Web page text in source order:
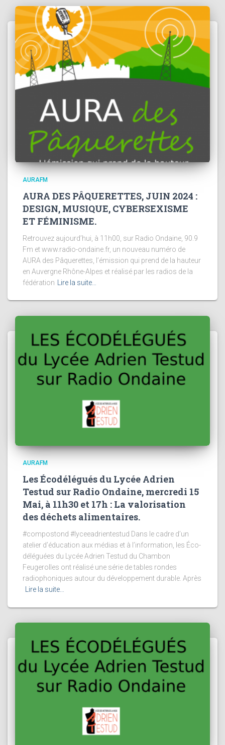
AURAFM
AURA DES PÂQUERETTES, JUIN 2024 :
DESIGN, MUSIQUE, CYBERSEXISME
ET FÉMINISME.
Retrouvez aujourd’hui, à 11h00, sur Radio Ondaine, 90.9
Fm et www.radio-ondaine.fr, un nouveau numéro de
AURA des Pâquerettes, l’émission qui prend de la hauteur
en Auvergne Rhône-Alpes et réalisé par les radios de la
fédération
Lire la suite…
AURAFM
Les Écodélégués du Lycée Adrien
Testud sur Radio Ondaine, mercredi 15
Mai, à 11h30 et 17h : La valorisation
des déchets alimentaires.
#compostond #lyceeadrientestud Dans le cadre d’un
atelier d’éducation aux médias et à l’information, les Éco-
déléguées du Lycée Adrien Testud du Chambon
Feugerolles ont réalisé une série de tables rondes
radiophoniques autour du développement durable. Après
Lire la suite…